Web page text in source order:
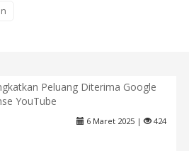
Peluang Diterima Google
YouTube
6 Maret 2025 | 424